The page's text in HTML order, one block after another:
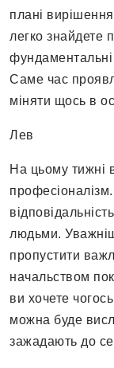
плані
легко знайдете
Саме час
міняти щось в
Лев
На цьому тижні
людьми.
пропустити
начальством
ви хочете
можна буде
зажадають до